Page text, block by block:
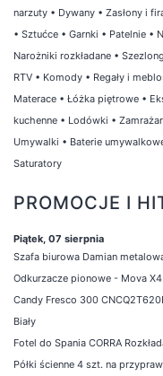
narzuty • Dywany • Zasłony i
• Sztućce • Garnki • Patelnie •
Narożniki rozkładane •
RTV • Komody • Regały i
Materace • Łóżka piętrowe •
kuchenne • Lodówki •
Umywalki • Baterie
Saturatory
PROMOCJE I
Piątek, 07 sierpnia
Szafa biurowa Damian
Odkurzacze pionowe - Mova
Candy Fresco 300
Biały
Fotel do Spania CORRA
Półki ścienne 4 szt. na